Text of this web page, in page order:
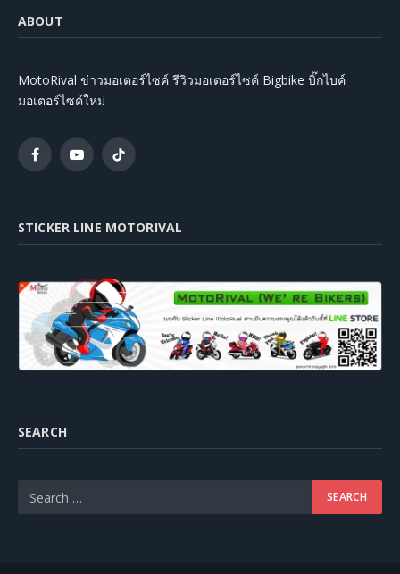
ABOUT
MotoRival ข่าวมอเตอร์ไซค์ รีวิวมอเตอร์ไซค์ Bigbike บิ๊กไบค์
มอเตอร์ไซค์ใหม่
FacebookYouTubeTikTok
STICKER LINE MOTORIVAL
SEARCH